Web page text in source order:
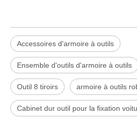
Accessoires d'armoire à outils
Ensemble d'outils d'armoire à outils
Outil 8 tiroirs armoire à outils
Cabinet dur outil pour la fixation